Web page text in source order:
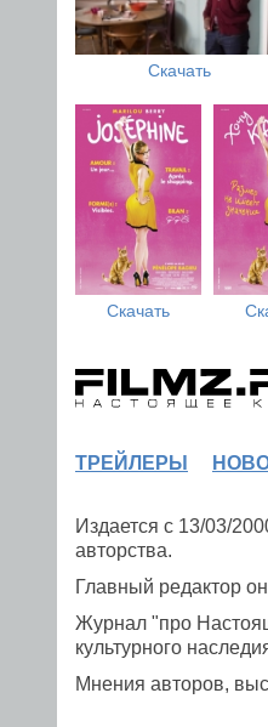
Скачать
Скачать
ТРЕЙЛЕРЫ
Издается с 13/03/
авторства.
Главный редактор
Журнал "про
культурного
Мнения авторов,